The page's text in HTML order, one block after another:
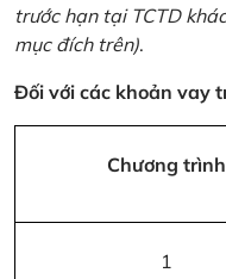
trước hạn tại TCTD
mục đích trên).
Đối với các khoản vay
Chương trình
1